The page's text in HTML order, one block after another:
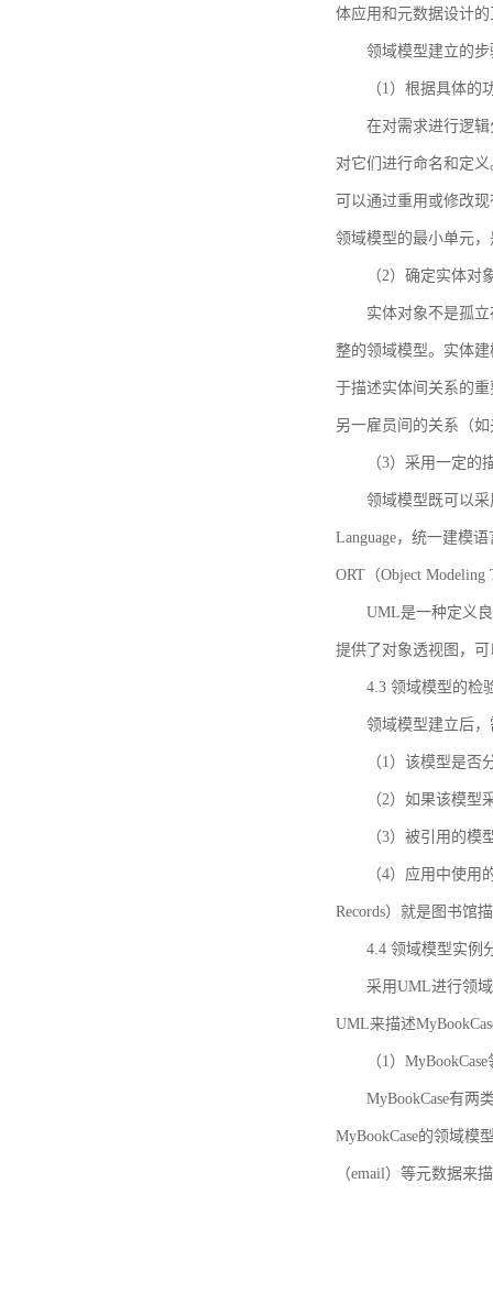
体应用和元数据设计
领域模型建立的
（1）根据具体
在对需求进行逻
对它们进行命名和定
可以通过重用或修改
领域模型的最小单元
（2）确定实体
实体对象不是孤
整的领域模型。实体
于描述实体间关系的
另一雇员间的关系（
（3）采用一定
领域模型既可以
Language，统一建模
ORT（Object
UML是一种定义
提供了对象透视图，
4.3 领域模型的检
领域模型建立后
（1）该模型是
（2）如果该模
（3）被引用的模
（4）应用中使用
Records）就是图书馆
4.4 领域模型实例
采用UML进行领
UML来描述
（1）
MyBookCase有两
MyBookCase的领域模
（email）等元数据来